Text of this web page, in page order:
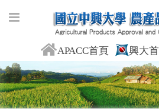
APACC首頁 興大